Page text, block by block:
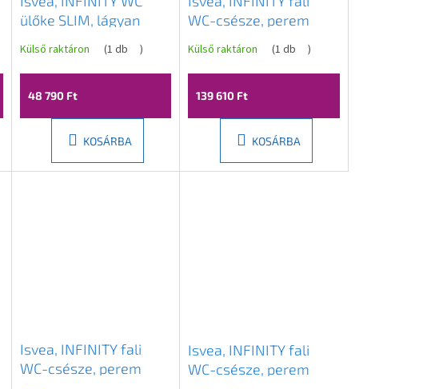
ülőke SLIM, lágyan
antracit, 40KF0522I
Külső raktáron (1 db )
48 790 Ft
KOSÁRBA
WC-csésze, perem
antracit, 10NF02005-
2C
Külső raktáron (1 db )
139 610 Ft
KOSÁRBA
Isvea, INFINITY fali
WC-csésze, perem
Isvea, INFINITY fali
WC-csésze, perem